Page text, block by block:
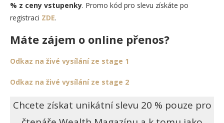
% z ceny vstupenky. Promo kód pro slevu získáte po
registraci ZDE.
Máte zájem o online přenos?
Odkaz na živé vysílání ze stage 1
Odkaz na živé vysílání ze stage 2
Chcete získat unikátní slevu 20 % pouze pro